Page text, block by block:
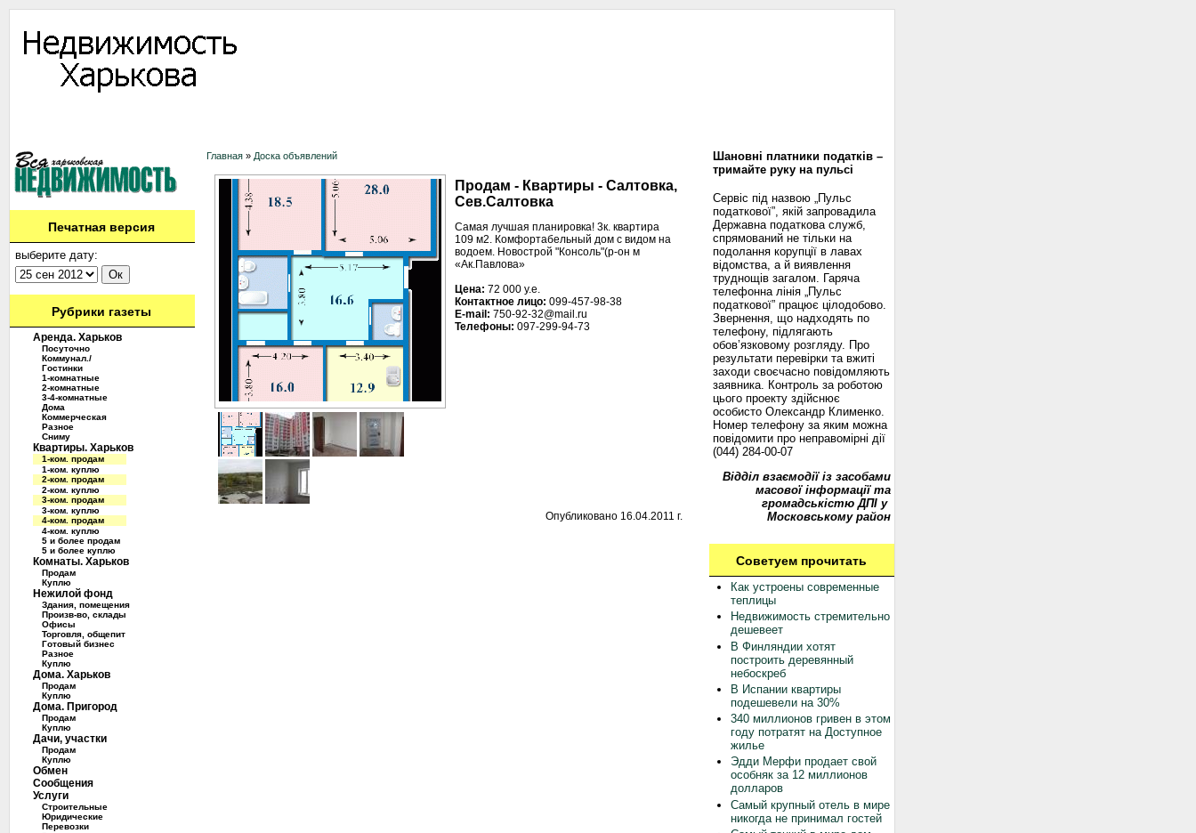
Печатная версия
выберите дату:
Рубрики газеты
Аренда. Харьков
Посуточно
Коммунал./
Гостинки
1-комнатные
2-комнатные
3-4-комнатные
Дома
Коммерческая
Разное
Сниму
Квартиры. Харьков
1-ком. продам
1-ком. куплю
2-ком. продам
2-ком. куплю
3-ком. продам
3-ком. куплю
4-ком. продам
4-ком. куплю
5 и более продам
5 и более куплю
Комнаты. Харьков
Продам
Куплю
Нежилой фонд
Здания, помещения
Произв-во, склады
Офисы
Торговля, общепит
Готовый бизнес
Разное
Куплю
Дома. Харьков
Продам
Куплю
Дома. Пригород
Продам
Куплю
Дачи, участки
Продам
Куплю
Обмен
Сообщения
Услуги
Строительные
Юридические
Перевозки
Главная » Доска объявлений
Продам - Квартиры - Салтовка,
Сев.Салтовка
Самая лучшая планировка! 3к. квартира
109 м2. Комфортабельный дом с видом на
водоем. Новострой "Консоль"(р-он м
«Ак.Павлова»
Цена: 72 000 у.е.
Контактное лицо: 099-457-98-38
E-mail: 750-92-32@mail.ru
Телефоны: 097-299-94-73
Опубликовано 16.04.2011 г.
Шановні платники податків –
тримайте руку на пульсі
Сервіс під назвою „Пульс
податкової”, якій запровадила
Державна податкова служб,
спрямований не тільки на
подолання корупції в лавах
відомства, а й виявлення
труднощів загалом. Гаряча
телефонна лінія „Пульс
податкової” працює цілодобово.
Звернення, що надходять по
телефону, підлягають
обов’язковому розгляду. Про
результати перевірки та вжиті
заходи своєчасно повідомляють
заявника. Контроль за роботою
цього проекту здійснює
особисто Олександр Клименко.
Номер телефону за яким можна
повідомити про неправомірні дії
(044) 284-00-07
Відділ взаємодії із засобами
масової інформації та
громадськістю ДПІ у
Московському район
Советуем прочитать
Как устроены современные
теплицы
Недвижимость стремительно
дешевеет
В Финляндии хотят
построить деревянный
небоскреб
В Испании квартиры
подешевели на 30%
340 миллионов гривен в этом
году потратят на Доступное
жилье
Эдди Мерфи продает свой
особняк за 12 миллионов
долларов
Самый крупный отель в мире
никогда не принимал гостей